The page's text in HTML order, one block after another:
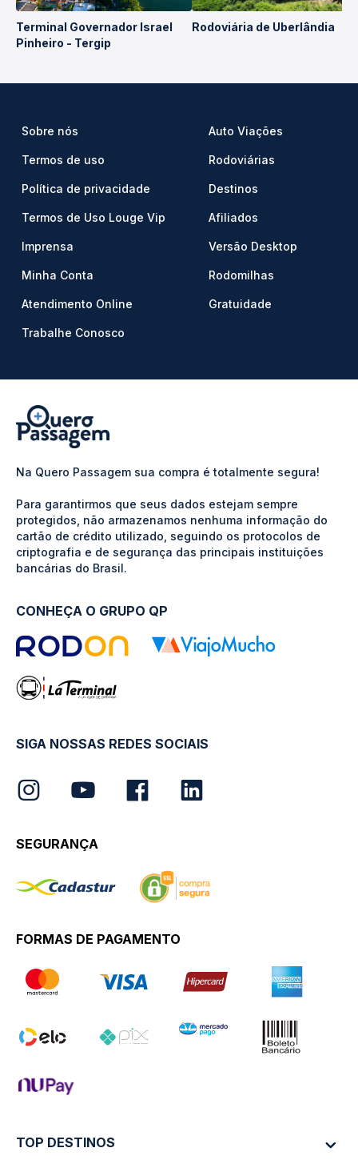
Terminal Governador Israel
Pinheiro - Tergip
Rodoviária de Uberlândia
Sobre nós
Termos de uso
Política de privacidade
Termos de Uso Louge Vip
Imprensa
Minha Conta
Atendimento Online
Trabalhe Conosco
Auto Viações
Rodoviárias
Destinos
Afiliados
Versão Desktop
Rodomilhas
Gratuidade
Na Quero Passagem sua compra é totalmente segura!
Para garantirmos que seus dados estejam sempre
protegidos, não armazenamos nenhuma informação do
cartão de crédito utilizado, seguindo os protocolos de
criptografia e de segurança das principais instituições
bancárias do Brasil.
CONHEÇA O GRUPO QP
SIGA NOSSAS REDES SOCIAIS
SEGURANÇA
FORMAS DE PAGAMENTO
TOP DESTINOS